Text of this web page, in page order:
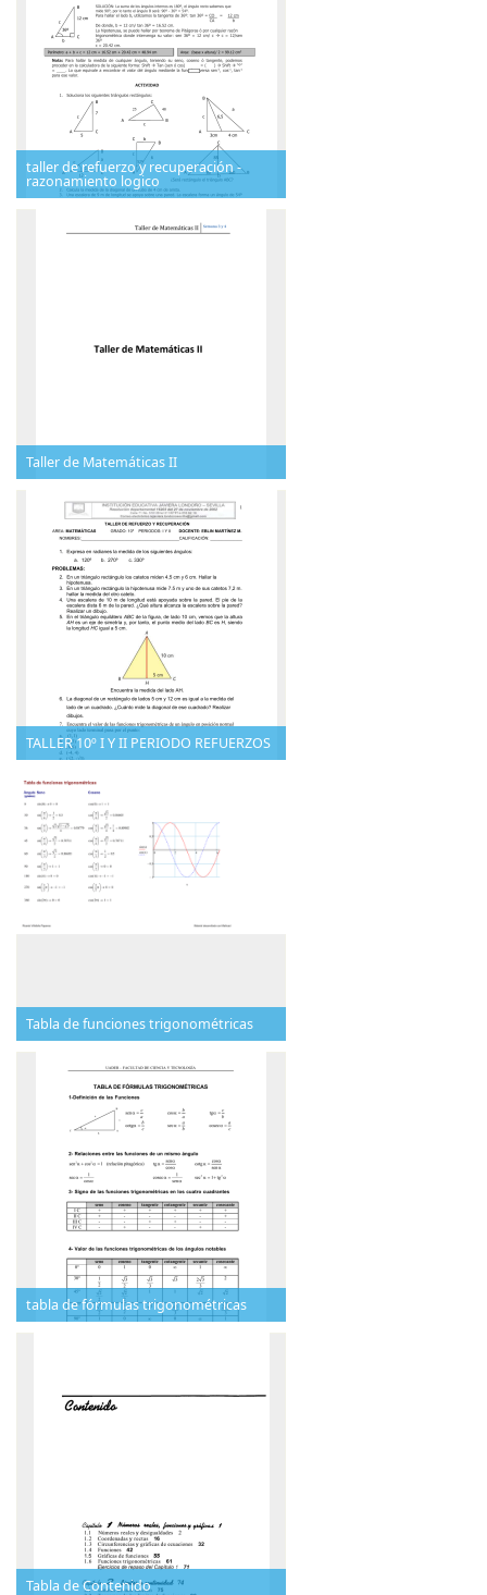
taller de refuerzo y recuperación -
razonamiento logico
Taller de Matemáticas II
TALLER 10º I Y II PERIODO REFUERZOS
Tabla de funciones trigonométricas
tabla de fórmulas trigonométricas
Tabla de Contenido